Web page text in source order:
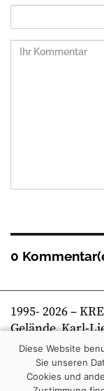
0
1995- 2026–
Gelände, Karl-
Telefon +49
Diese Website
Sie unseren
Cookies und